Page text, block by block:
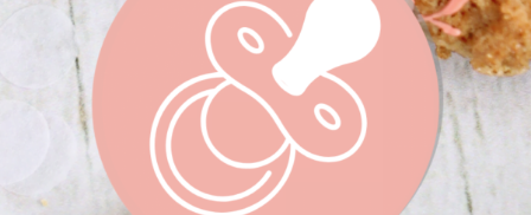
Producten
op
thema
Maatwerk